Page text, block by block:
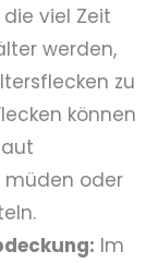
die viel Zeit
werden,
zu
können
oder
Im